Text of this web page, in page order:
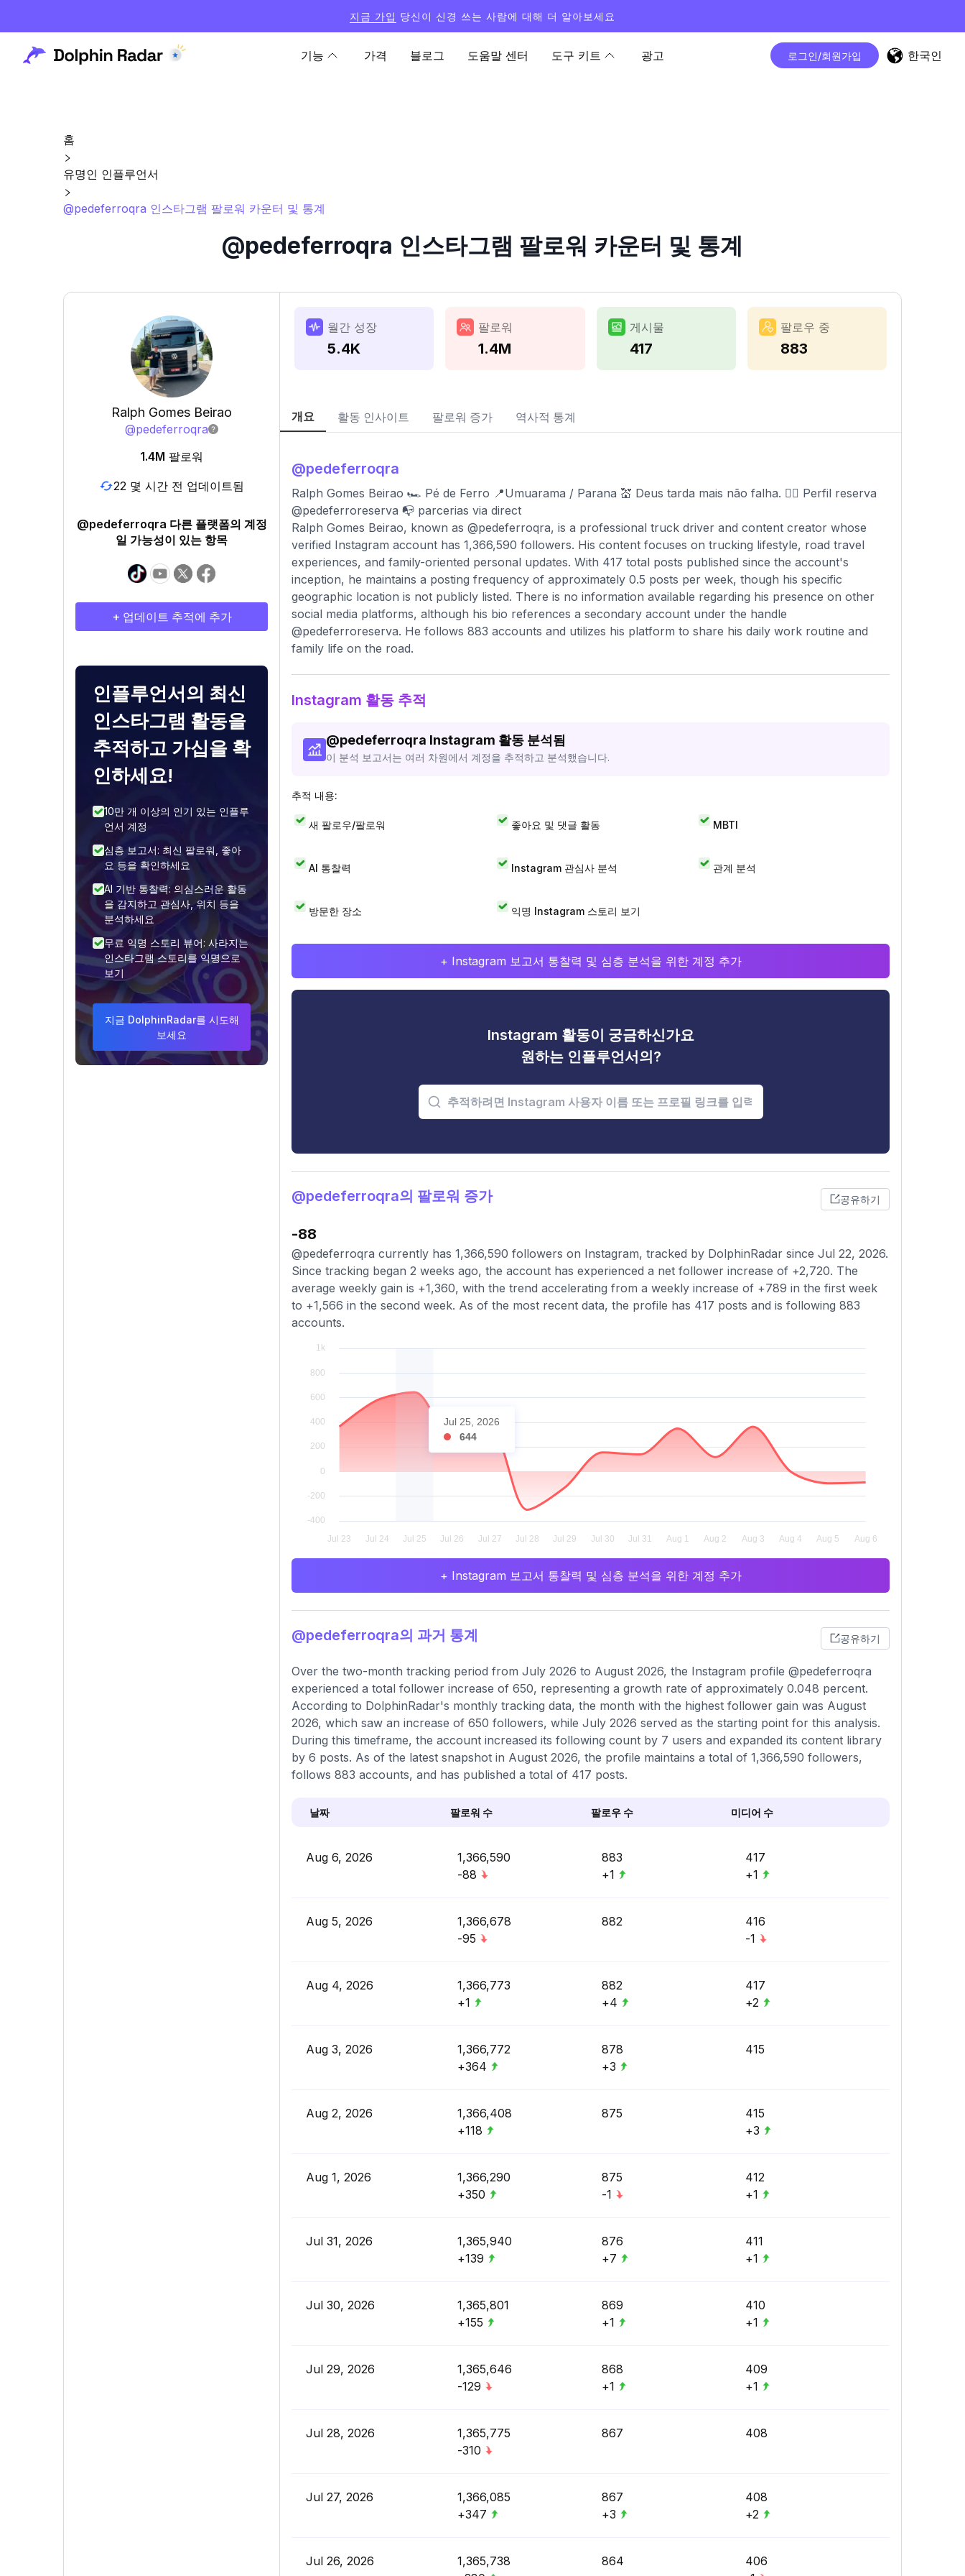
지금 가입 당신이 신경 쓰는 사람에 대해 더 알아보세요
기능 가격 블로그 도움말 센터 도구 키트 광고 로그인/회원가입 한국인
홈
유명인 인플루언서
@pedeferroqra 인스타그램 팔로워 카운터 및 통계
@pedeferroqra 인스타그램 팔로워 카운터 및 통계
Ralph Gomes Beirao
@pedeferroqra
1.4M 팔로워
22 몇 시간 전 업데이트됨
@pedeferroqra 다른 플랫폼의 계정
일 가능성이 있는 항목
+ 업데이트 추적에 추가
인플루언서의 최신
인스타그램 활동을
추적하고 가십을 확
인하세요!
10만 개 이상의 인기 있는 인플루
언서 계정
심층 보고서: 최신 팔로워, 좋아
요 등을 확인하세요
AI 기반 통찰력: 의심스러운 활동
을 감지하고 관심사, 위치 등을
분석하세요
무료 익명 스토리 뷰어: 사라지는
인스타그램 스토리를 익명으로
보기
지금 DolphinRadar를 시도해
보세요
월간 성장
5.4K
팔로워
1.4M
게시물
417
팔로우 중
883
개요 활동 인사이트 팔로워 증가 역사적 통계
@pedeferroqra
Ralph Gomes Beirao 🏎️ Pé de Ferro 📍Umuarama / Parana 💒 Deus tarda mais não falha. 👉🏻 Perfil reserva
@pedeferroreserva 📭 parcerias via direct
Ralph Gomes Beirao, known as @pedeferroqra, is a professional truck driver and content creator whose
verified Instagram account has 1,366,590 followers. His content focuses on trucking lifestyle, road travel
experiences, and family-oriented personal updates. With 417 total posts published since the account's
inception, he maintains a posting frequency of approximately 0.5 posts per week, though his specific
geographic location is not publicly listed. There is no information available regarding his presence on other
social media platforms, although his bio references a secondary account under the handle
@pedeferroreserva. He follows 883 accounts and utilizes his platform to share his daily work routine and
family life on the road.
Instagram 활동 추적
@pedeferroqra Instagram 활동 분석됨
이 분석 보고서는 여러 차원에서 계정을 추적하고 분석했습니다.
추적 내용:
새 팔로우/팔로워 좋아요 및 댓글 활동 MBTI
AI 통찰력 Instagram 관심사 분석 관계 분석
방문한 장소 익명 Instagram 스토리 보기
+ Instagram 보고서 통찰력 및 심층 분석을 위한 계정 추가
Instagram 활동이 궁금하신가요
원하는 인플루언서의?
@pedeferroqra의 팔로워 증가 공유하기
-88
@pedeferroqra currently has 1,366,590 followers on Instagram, tracked by DolphinRadar since Jul 22, 2026.
Since tracking began 2 weeks ago, the account has experienced a net follower increase of +2,720. The
average weekly gain is +1,360, with the trend accelerating from a weekly increase of +789 in the first week
to +1,566 in the second week. As of the most recent data, the profile has 417 posts and is following 883
accounts.
Jul 25, 2026
644
+ Instagram 보고서 통찰력 및 심층 분석을 위한 계정 추가
@pedeferroqra의 과거 통계 공유하기
Over the two-month tracking period from July 2026 to August 2026, the Instagram profile @pedeferroqra
experienced a total follower increase of 650, representing a growth rate of approximately 0.048 percent.
According to DolphinRadar's monthly tracking data, the month with the highest follower gain was August
2026, which saw an increase of 650 followers, while July 2026 served as the starting point for this analysis.
During this timeframe, the account increased its following count by 7 users and expanded its content library
by 6 posts. As of the latest snapshot in August 2026, the profile maintains a total of 1,366,590 followers,
follows 883 accounts, and has published a total of 417 posts.
날짜 팔로워 수 팔로우 수 미디어 수
Aug 6, 2026
1,366,590
-88
883
+1
417
+1
Aug 5, 2026
1,366,678
-95
882
416
-1
Aug 4, 2026
1,366,773
+1
882
+4
417
+2
Aug 3, 2026
1,366,772
+364
878
+3
415
Aug 2, 2026
1,366,408
+118
875
415
+3
Aug 1, 2026
1,366,290
+350
875
-1
412
+1
Jul 31, 2026
1,365,940
+139
876
+7
411
+1
Jul 30, 2026
1,365,801
+155
869
+1
410
+1
Jul 29, 2026
1,365,646
-129
868
+1
409
+1
Jul 28, 2026
1,365,775
-310
867 408
Jul 27, 2026
1,366,085
+347
867
+3
408
+2
Jul 26, 2026
1,365,738
864
406